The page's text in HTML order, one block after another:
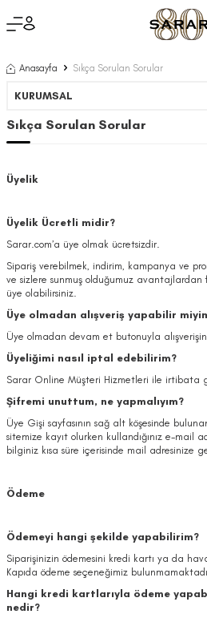
Anasayfa Sıkça Sorulan Sorular
KURUMSAL
Sıkça Sorulan Sorular
Üyelik
Üyelik Ücretli midir?
Sarar.com’a üye olmak ücretsizdir.
Sipariş verebilmek, indirim, kampanya ve
ve sizlere sunmuş olduğumuz
üye olabilirsiniz.
Üye olmadan alışveriş yapabilir
Üye olmadan devam et butonuyla
Üyeliğimi nasıl iptal edebilirim?
Sarar Online Müşteri Hizmetleri ile irtibata
Şifremi unuttum, ne yapmalıyım?
Üye Gişi sayfasının sağ alt köşesinde
sitemize kayıt olurken kullandığınız e-mail
bilginiz kısa süre içerisinde mail adresinize
Ödeme
Ödemeyi hangi şekilde yapabilirim?
Siparişinizin ödemesini kredi kartı ya da
Kapıda ödeme seçeneğimiz
Hangi kredi kartlarıyla ödeme
nedir?